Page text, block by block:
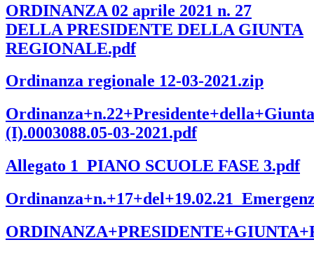
ORDINANZA 02 aprile 2021 n. 27
DELLA PRESIDENTE DELLA GIUNTA
REGIONALE.pdf
Ordinanza regionale 12-03-2021.zip
(I).0003088.05-03-2021.pdf
Allegato 1_PIANO SCUOLE FASE 3.pdf